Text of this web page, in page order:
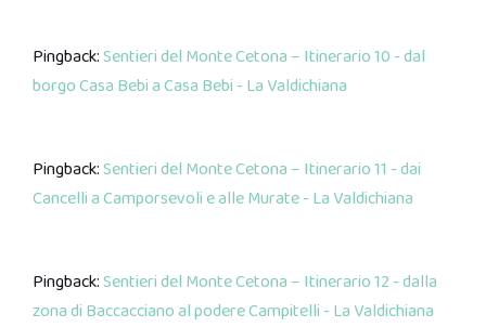
Pingback:Sentieri del Monte Cetona – Itinerario 10 - dal
borgo Casa Bebi a Casa Bebi - La Valdichiana
Pingback:Sentieri del Monte Cetona – Itinerario 11 - dai
Cancelli a Camporsevoli e alle Murate - La Valdichiana
Pingback:Sentieri del Monte Cetona – Itinerario 12 - dalla
zona di Baccacciano al podere Campitelli - La Valdichiana